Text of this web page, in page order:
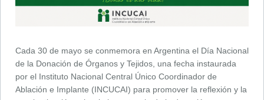
Cada 30 de mayo se conmemora en Argentina el Día Nacional
de la Donación de Órganos y Tejidos, una fecha instaurada
por el Instituto Nacional Central Único Coordinador de
Ablación e Implante (INCUCAI) para promover la reflexión y la